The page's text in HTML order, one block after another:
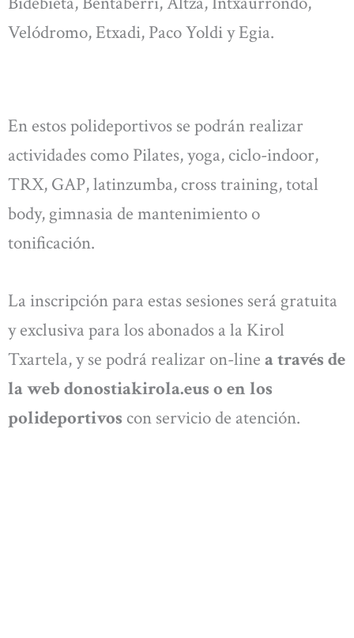
Velódromo, Etxadi, Paco Yoldi y Egia.
En estos polideportivos se podrán realizar
actividades como Pilates, yoga, ciclo-indoor,
TRX, GAP, latinzumba, cross training, total
body, gimnasia de mantenimiento o
tonificación.
La inscripción para estas sesiones será gratuita
y exclusiva para los abonados a la Kirol
Txartela, y se podrá realizar on-line a través de
la web donostiakirola.eus o en los
polideportivos con servicio de atención.